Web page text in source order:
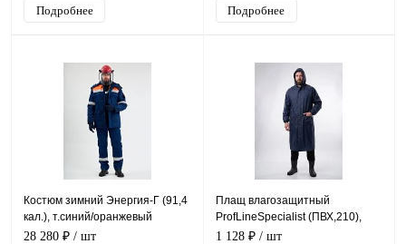
Подробнее Подробнее
Костюм зимний Энергия-Г (91,4
кал.), т.синий/оранжевый
28 280 ₽ / шт
Плащ влагозащитный
ProfLineSpecialist (ПВХ,210),
т.синий
1 128 ₽ / шт